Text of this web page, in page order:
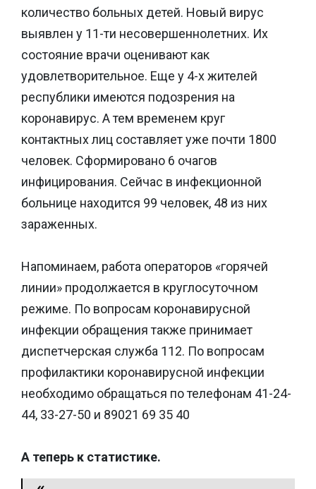
количество больных детей. Новый вирус
выявлен у 11-ти несовершеннолетних. Их
состояние врачи оценивают как
удовлетворительное. Еще у 4-х жителей
республики имеются подозрения на
коронавирус. А тем временем круг
контактных лиц составляет уже почти 1800
человек. Сформировано 6 очагов
инфицирования. Сейчас в инфекционной
больнице находится 99 человек, 48 из них
зараженных.
Напоминаем, работа операторов «горячей
линии» продолжается в круглосуточном
режиме. По вопросам коронавирусной
инфекции обращения также принимает
диспетчерская служба 112. По вопросам
профилактики коронавирусной инфекции
необходимо обращаться по телефонам 41-24-
44, 33-27-50 и 89021 69 35 40
А теперь к статистике.